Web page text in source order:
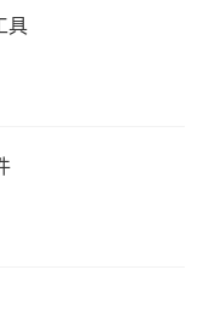
具